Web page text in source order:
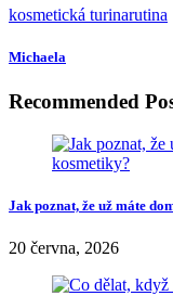
kosmetická turinarutina
Michaela
Recommended
Jak poznat, že už máte
20 června, 2026